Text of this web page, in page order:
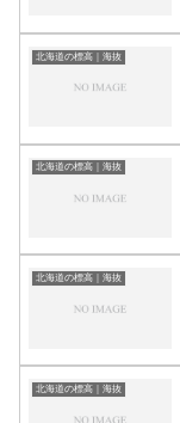
北海道の標高｜海抜
北海道の標高｜海抜
北海道の標高｜海抜
北海道の標高｜海抜